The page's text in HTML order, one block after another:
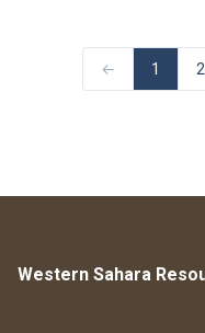
← 1 2
Western Sahara